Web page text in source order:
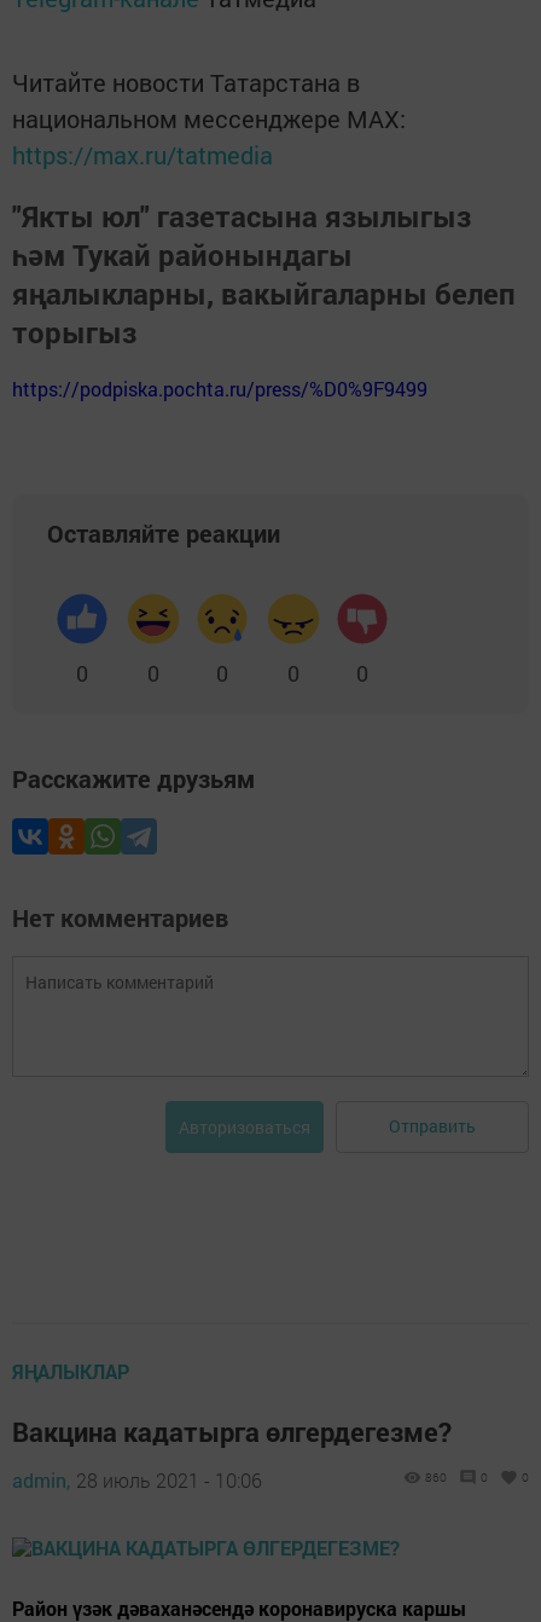
Читайте новости Татарстана в
национальном мессенджере MАХ:
https://max.ru/tatmedia
"Якты юл" газетасына язылыгыз
һәм Тукай районындагы
яңалыкларны, вакыйгаларны белеп
торыгыз
https://podpiska.pochta.ru/press/%D0%9F9499
Оставляйте реакции
0 0 0 0 0
Расскажите друзьям
Нет комментариев
Авторизоваться Отправить
ЯҢАЛЫКЛАР
Вакцина кадатырга өлгердегезме?
admin, 28 июль 2021 - 10:06 860 0 0
Район үзәк дәваханәсендә коронавируска каршы